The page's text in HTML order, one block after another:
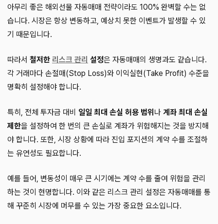
아무리 좋은 해외선물 자동매매 전략이라도 100% 완벽할 수는 없
습니다. 시장은 항상 변동하고, 예상치 못한 이벤트가 발생할 수 있
기 때문입니다.
따라서 철저한 리스크 관리 설정은 자동매매의 생명과도 같습니다.
각 거래마다 손절매(Stop Loss)와 이익실현(Take Profit) 수준을
명확히 설정해야 합니다.
특히, 전체 투자금 대비 일일 최대 손실 허용 범위 나 계좌 최대 손실
제한을 설정하여 한 번의 큰 손실로 계좌가 위험해지는 것을 방지해
야 합니다. 또한, 시장 상황에 따라 진입 포지션의 계약 수를 조절하
는 유연성도 필요합니다.
예를 들어, 변동성이 매우 큰 시기에는 계약 수를 줄여 위험을 관리
하는 것이 현명합니다. 이와 같은 리스크 관리 설정은 자동매매를 통
해 꾸준히 시장에 머무를 수 있는 가장 중요한 요소입니다.